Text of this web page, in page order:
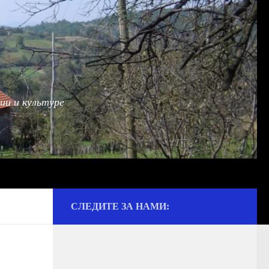
и культуре
СЛЕДИТЕ ЗА НАМИ: